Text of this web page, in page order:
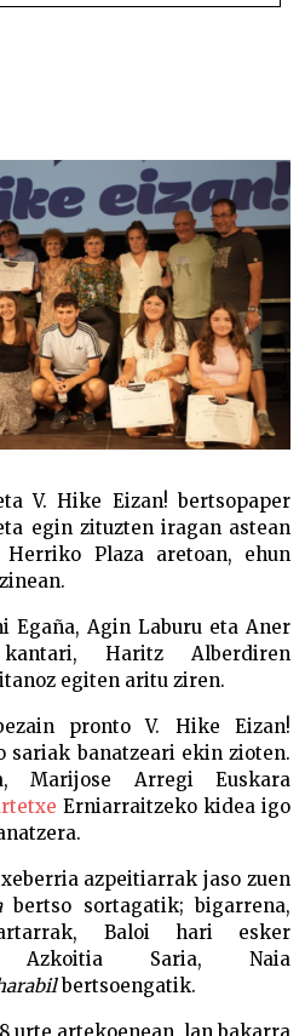
V. Hike Eizan! bertsopaper
egin zituzten iragan astean
Plaza aretoan, ehun
Egaña, Agin Laburu eta Aner
Haritz Alberdiren
egiten aritu ziren.
pronto V. Hike Eizan!
sariak banatzeari ekin zioten.
Marijose Arregi Euskara
Erniarraitzeko kidea igo
azpeitiarrak jaso zuen
bertso sortagatik; bigarrena,
Baloi hari esker
Azkoitia Saria, Naia
bertsoengatik.